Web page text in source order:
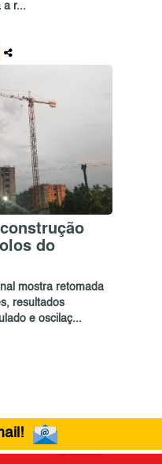
a r...
do
mostra retomada
resultados
e oscilaç...